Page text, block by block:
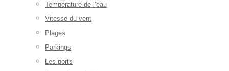
Température de l’eau
Vitesse du vent
Plages
Parkings
Les ports